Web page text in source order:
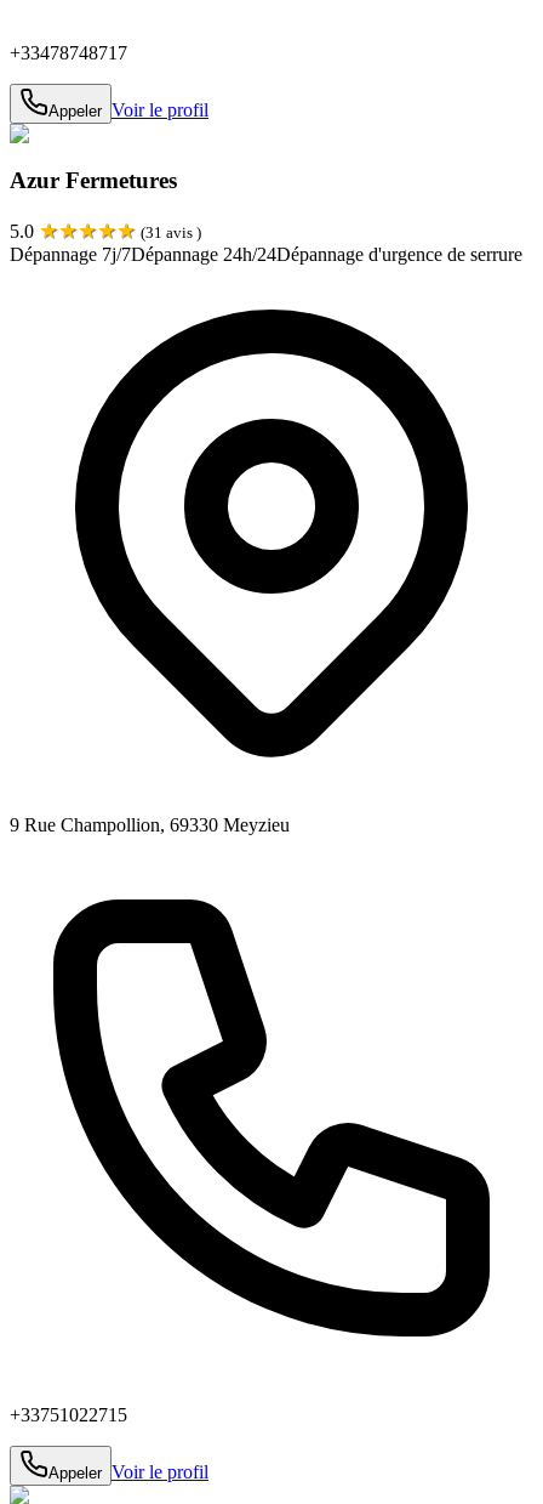
+33478748717
Appeler Voir le profil
Azur Fermetures
5.0 ★★★★★ (31 avis )
Dépannage 7j/7Dépannage 24h/24Dépannage d'urgence de serrure
9 Rue Champollion, 69330 Meyzieu
+33751022715
Appeler Voir le profil